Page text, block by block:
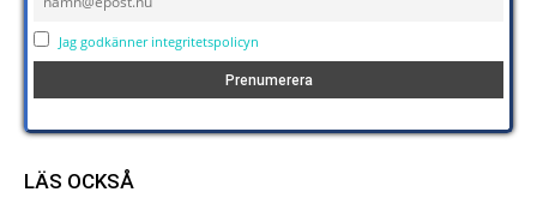
Jag godkänner integritetspolicyn
LÄS OCKSÅ